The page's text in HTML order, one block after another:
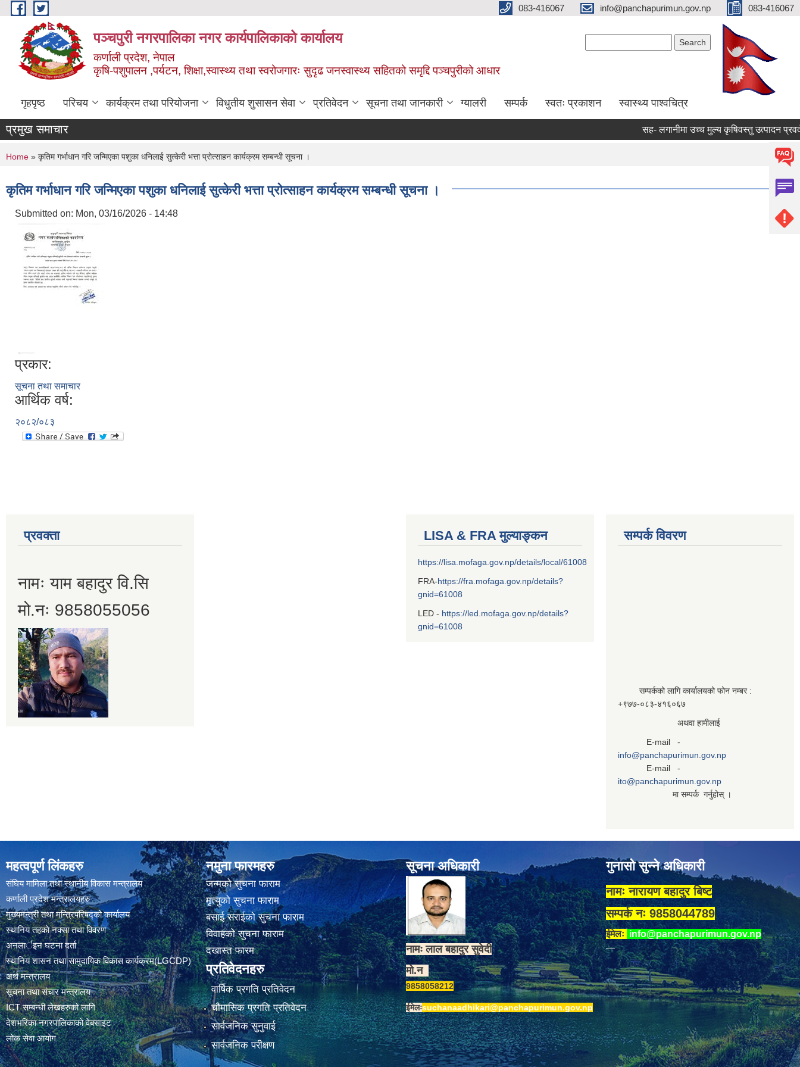
Skip to main content 083-416067 info@panchapurimun.gov.np 083-416067
पञ्चपुरी नगरपालिका नगर कार्यपालिकाको कार्यालय
कर्णाली प्रदेश, नेपाल
कृषि-पशुपालन ,पर्यटन, शिक्षा,स्वास्थ्य तथा स्वरोजगारः सुदृढ जनस्वास्थ्य सहितको समृद्दि पञ्चपुरीको आधार
गृहपृष्ठ परिचय कार्यक्रम तथा परियोजना विधुतीय शुसासन सेवा प्रतिवेदन सूचना तथा जानकारी ग्यालरी सम्पर्क स्वतः प्रकाशन स्वास्थ्य पाश्वचित्र
प्रमुख समाचार सह- लगानीमा उच्च मुल्य कृषिवस्तु उत्पादन
You are here
Home » कृतिम गर्भाधान गरि जन्मिएका पशुका धनिलाई सुत्केरी भत्ता प्रोत्साहन कार्यक्रम सम्बन्धी सूचना ।
कृतिम गर्भाधान गरि जन्मिएका पशुका धनिलाई सुत्केरी भत्ता प्रोत्साहन कार्यक्रम सम्बन्धी सूचना ।
Submitted on: Mon, 03/16/2026 - 14:48
प्रकार:
सूचना तथा समाचार
आर्थिक वर्ष:
२०८२/०८३
प्रवक्ता
नामः याम बहादुर वि.सि
मो.नः 9858055056
LISA & FRA मुल्याङ्कन
https://lisa.mofaga.gov.np/details/local/61008
FRA-https://fra.mofaga.gov.np/details?
gnid=61008
LED - https://led.mofaga.gov.np/details?
gnid=61008
सम्पर्क विवरण
सम्पर्कको लागि कार्यालयको फोन नम्बर :
+९७७-०८३‍-४१६०६७
अथवा हामीलाई
E-mail -
info@panchapurimun.gov.np
E-mail -
ito@panchapurimun.gov.np
मा सम्पर्क गर्नुहोस् ।
महत्वपूर्ण लिंकहरु
संघिय मामिला तथा स्थानीय विकास मन्त्रालय
कर्णाली प्रदेश मन्त्रालयहरु
मुख्यमन्त्री तथा मन्त्रिपरिषद्को कार्यालय
स्थानिय तहकाे नक्सा तथा विवरण
अनलार्इन घटना दर्ता
स्थानिय शासन तथा सामुदायिक विकास कार्यक्रम(LGCDP)
अर्थ मन्त्रालय
सूचना तथा संचार मन्त्रालय
ICT सम्बन्धी लेखहरुको लागि
देशभरिका नगरपालिकाको वेबसाइट
लोक सेवा आयोग
नमुना फारमहरु
जन्मको सुचना फाराम
मृत्युको सुचना फाराम
बसाई सराईको सुचना फाराम
विवाहको सुचना फाराम
दखास्त फारम
प्रतिवेदनहरु
वार्षिक प्रगति प्रतिवेदन
चौमासिक प्रगति प्रतिवेदन
सार्वजनिक सुनुवाई
सार्वजनिक परीक्षण
सूचना अधिकारी
नामः लाल बहादुर सुवेदी
मो.न
9858058212
ईमेलःsuchanaadhikari@panchapurimun.gov.np
गुनासो सुन्ने अधिकारी
नामः नारायण बहादुर बिष्ट
सम्पर्क नः 9858044789
ईमेलः info@panchapurimun.gov.np